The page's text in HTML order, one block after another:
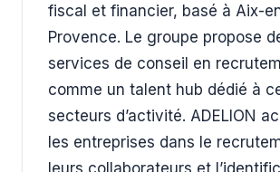
fiscal et financier, basé à Aix-
Provence. Le groupe propose
services de conseil en
comme un talent hub dédié à
secteurs d’activité. ADELION
les entreprises dans le
leurs collaborateurs et